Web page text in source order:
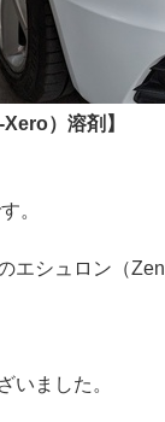
）溶剤】
。
エシュロン（
いました。